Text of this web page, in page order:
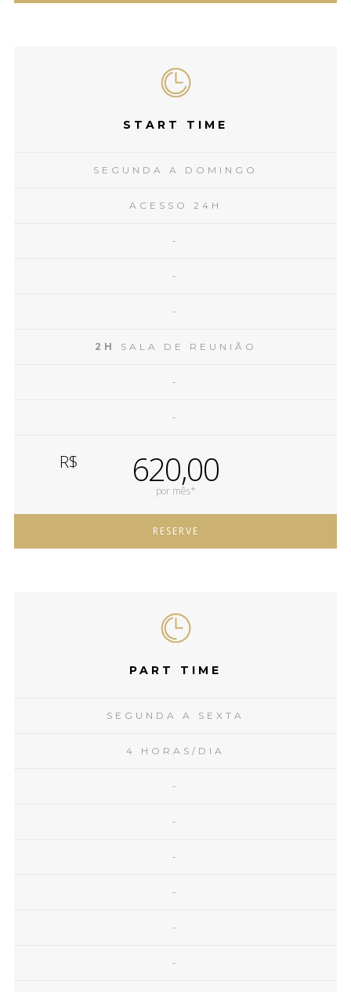
START TIME
SEGUNDA A DOMINGO
ACESSO 24H
-
-
-
2H SALA DE REUNIÃO
-
-
R$ 620,00
por mês*
RESERVE
PART TIME
SEGUNDA A SEXTA
4 HORAS/DIA
-
-
-
-
-
-